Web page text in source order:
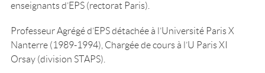
enseignants d’EPS (rectorat Paris).
Professeur Agrégé d’EPS détachée à l’Université Paris X
Nanterre (1989-1994), Chargée de cours à l’U Paris XI
Orsay (division STAPS).